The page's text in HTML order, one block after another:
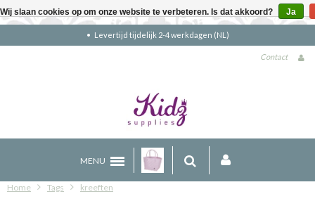
Gratis verzending
Contact
MENU
Home Tags kreeften
Wij slaan cookies op om onze website te verbeteren. Is dat akkoord? Ja